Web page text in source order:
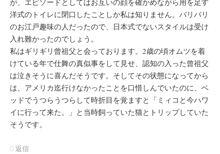
が、エピソードとしてはお互いの顔を確かめながら用を足す
洋式のトイレに閉口したことしか私は知りません。バリバリ
のお江戸趣味の人だったので、日本式でないスタイルは受け
入れ難かったのでしょう。
私はギリギリ曾祖父と会っております。2歳の頃オムツを着
けている年で仕舞の真似事をして見せ、認知の入った曾祖父
は泣きそうに喜んだそうです。そしてその状態になってから
は、アメリカ迄行けなかったことを口惜しんでいたのに、ベ
ッドでうつらうつらして時折目を覚ますと「ミィコと今ハワ
イに行って来た。」と当時飼っていた猫とトリップしていた
そうです。
返信